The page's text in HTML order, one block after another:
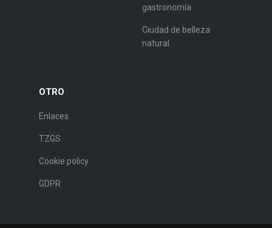
gastronomía
Ciudad de belleza
natural
OTRO
Enlaces
TZGS
Cookie policy
GDPR